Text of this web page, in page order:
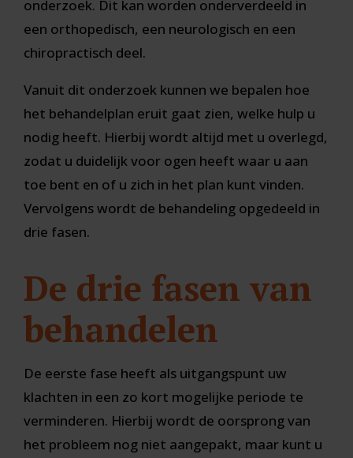
onderzoek. Dit kan worden onderverdeeld in
een orthopedisch, een neurologisch en een
chiropractisch deel.
Vanuit dit onderzoek kunnen we bepalen hoe
het behandelplan eruit gaat zien, welke hulp u
nodig heeft. Hierbij wordt altijd met u overlegd,
zodat u duidelijk voor ogen heeft waar u aan
toe bent en of u zich in het plan kunt vinden.
Vervolgens wordt de behandeling opgedeeld in
drie fasen.
De drie fasen van
behandelen
De eerste fase heeft als uitgangspunt uw
klachten in een zo kort mogelijke periode te
verminderen. Hierbij wordt de oorsprong van
het probleem nog niet aangepakt, maar kunt u